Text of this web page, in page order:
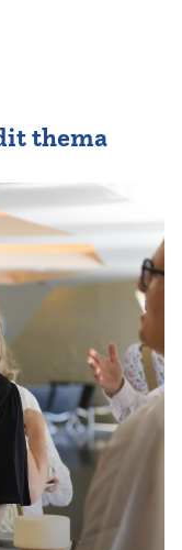
thema